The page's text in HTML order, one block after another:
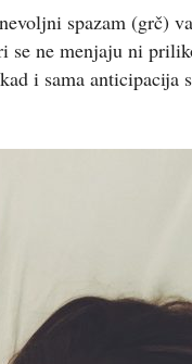
spazam (grč)
se ne menjaju ni
i sama anticipacija